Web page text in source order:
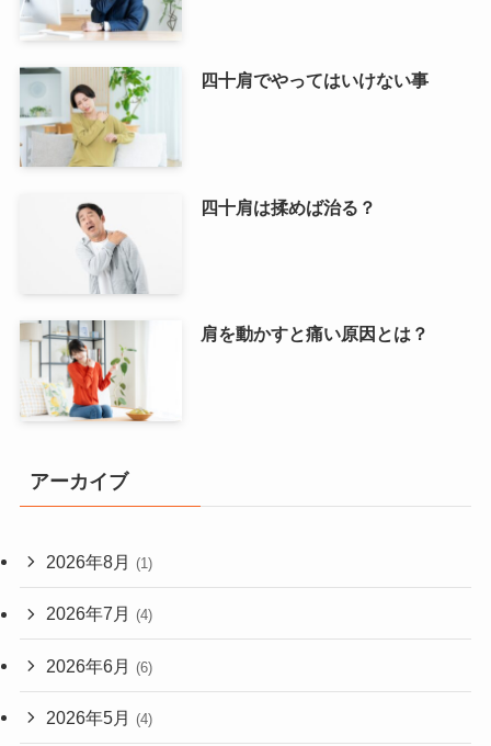
四十肩でやってはいけない事
四十肩は揉めば治る？
肩を動かすと痛い原因とは？
アーカイブ
2026年8月 (1)
2026年7月 (4)
2026年6月 (6)
2026年5月 (4)